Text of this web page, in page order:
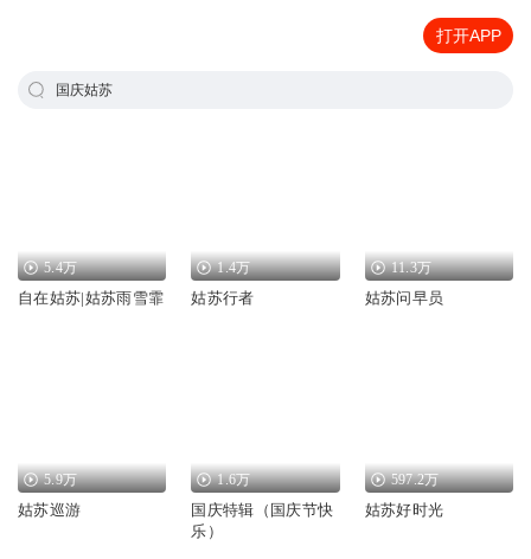
打开APP
国庆姑苏
5.4万
自在姑苏|姑苏雨雪霏
1.4万
姑苏行者
11.3万
姑苏问早员
5.9万
姑苏巡游
1.6万
国庆特辑（国庆节快
乐）
597.2万
姑苏好时光